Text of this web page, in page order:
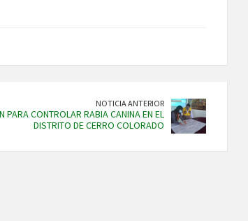
NOTICIA ANTERIOR
PARA CONTROLAR RABIA CANINA EN EL
DISTRITO DE CERRO COLORADO